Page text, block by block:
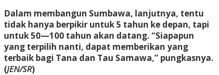
Dalam membangun Sumbawa, lanjutnya, tentu
tidak hanya berpikir untuk 5 tahun ke depan, tapi
untuk 50—100 tahun akan datang. “Siapapun
yang terpilih nanti, dapat memberikan yang
terbaik bagi Tana dan Tau Samawa,” pungkasnya.
(JEN/SR)